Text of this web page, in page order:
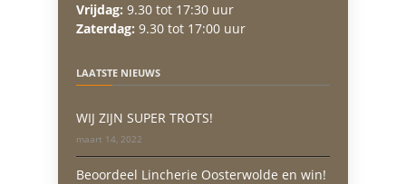
Vrijdag: 9.30 tot 17:30 uur
Zaterdag: 9.30 tot 17:00 uur
LAATSTE NIEUWS
WIJ ZIJN SUPER TROTS!
maart 14, 2022
Beoordeel Lincherie Oosterwolde en win!